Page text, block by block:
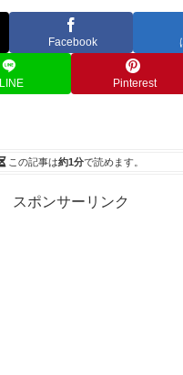
Facebook
LINE Pinterest
この記事は約1分で読めます。
スポンサーリンク